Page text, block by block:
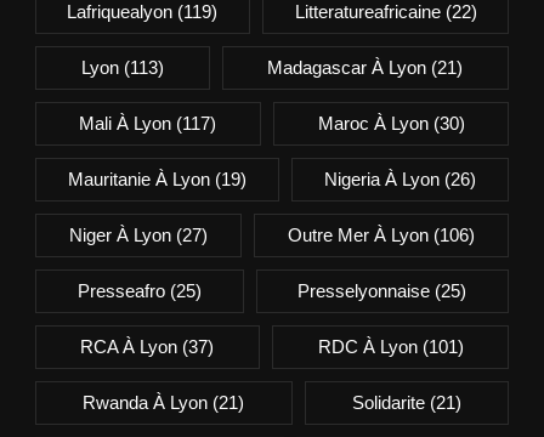
Lafriquealyon (119) Litteratureafricaine(22)
Lyon(113) Madagascar À Lyon (21)
Mali À Lyon (117) Maroc À Lyon(30)
Mauritanie À Lyon(19) Nigeria À Lyon (26)
Niger À Lyon(27) Outre Mer À Lyon (106)
Presseafro(25) Presselyonnaise (25)
RCA À Lyon (37) RDC À Lyon(101)
Rwanda À Lyon (21) Solidarite(21)